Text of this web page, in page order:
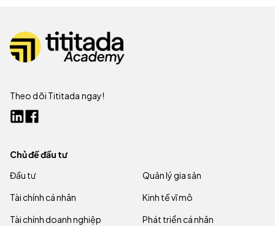
Theo dõi Tititada ngay!
Chủ đề đầu tư
Đầu tư
Quản lý gia sản
Tài chính cá nhân
Kinh tế vĩ mô
Tài chính doanh nghiệp
Phát triển cá nhân